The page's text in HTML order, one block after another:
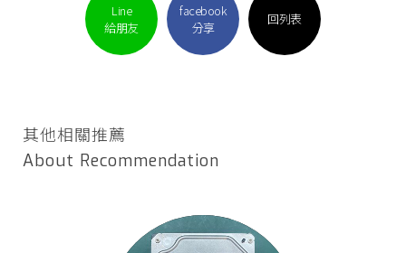
Line
給朋友
facebook
分享
回列表
其他相關推薦
About Recommendation